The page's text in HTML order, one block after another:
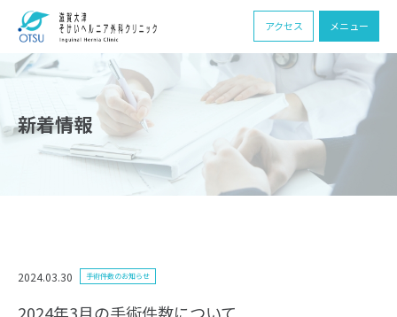
アクセス メニュー
新着情報
2024.03.30 手術件数のお知らせ